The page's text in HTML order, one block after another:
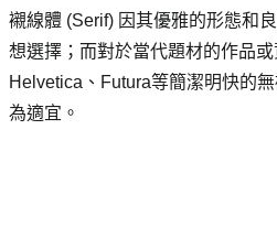
襯線體 (Serif) 因其優雅的形態和
想選擇；而對於當代題材的作品
Helvetica、Futura等簡潔明快的
為適宜。